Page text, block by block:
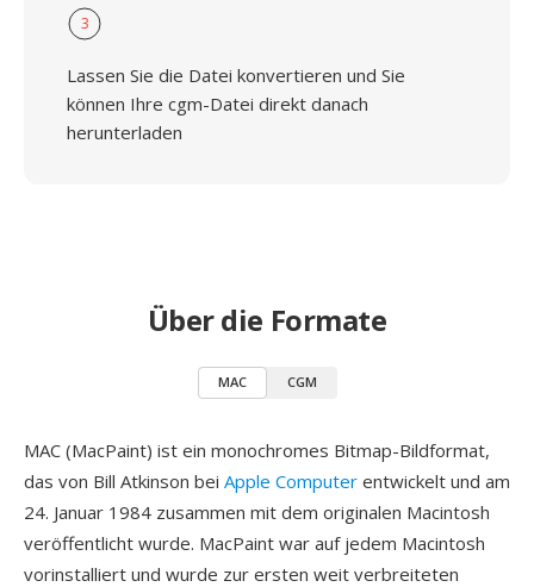
3
Lassen Sie die Datei konvertieren und Sie
können Ihre cgm-Datei direkt danach
herunterladen
Über die Formate
MAC CGM
MAC (MacPaint) ist ein monochromes Bitmap-Bildformat,
das von Bill Atkinson bei Apple Computer entwickelt und am
24. Januar 1984 zusammen mit dem originalen Macintosh
veröffentlicht wurde. MacPaint war auf jedem Macintosh
vorinstalliert und wurde zur ersten weit verbreiteten